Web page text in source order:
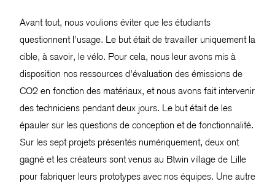
Avant tout, nous voulions éviter que les étudiants
questionnent l'usage. Le but était de travailler uniquement la
cible, à savoir, le vélo. Pour cela, nous leur avons mis à
disposition nos ressources d'évaluation des émissions de
CO2 en fonction des matériaux, et nous avons fait intervenir
des techniciens pendant deux jours. Le but était de les
épauler sur les questions de conception et de fonctionnalité.
Sur les sept projets présentés numériquement, deux ont
gagné et les créateurs sont venus au Btwin village de Lille
pour fabriquer leurs prototypes avec nos équipes. Une autre